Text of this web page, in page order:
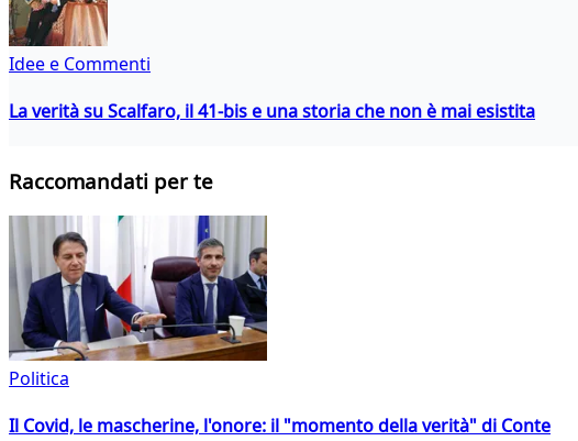
Idee e Commenti
La verità su Scalfaro, il 41-bis e una storia che non è mai esistita
Raccomandati per te
Politica
Il Covid, le mascherine, l'onore: il "momento della verità" di Conte